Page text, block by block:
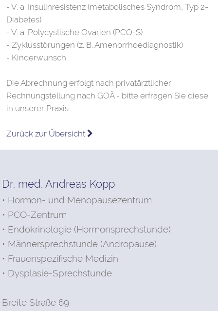
- V. a. Insulinresistenz (metabolisches Syndrom, Typ 2-
Diabetes)
- V. a. Polycystische Ovarien (PCO-S)
- Zyklusstörungen (z. B. Amenorrhoediagnostik)
- Kinderwunsch
Die Abrechnung erfolgt nach privatärztlicher
Rechnungstellung nach GOÄ - bitte erfragen Sie diese
in unserer Praxis
Zurück zur Übersicht
Dr. med. Andreas Kopp
• Hormon- und Menopausezentrum
• PCO-Zentrum
• Endokrinologie (Hormonsprechstunde)
• Männersprechstunde (Andropause)
• Frauenspezifische Medizin
• Dysplasie-Sprechstunde
Breite Straße 69